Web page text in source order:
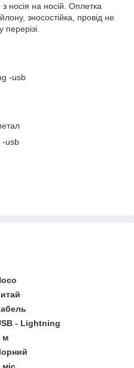
носія на носій. Оплетка
зносостійка, провід не
-usb
-usb
- Lightning
м
міс